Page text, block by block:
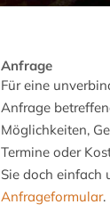
Anfrage
Für eine
Anfrage
Möglichkeiten,
Termine oder
Sie doch einfach
Anfrageformular.